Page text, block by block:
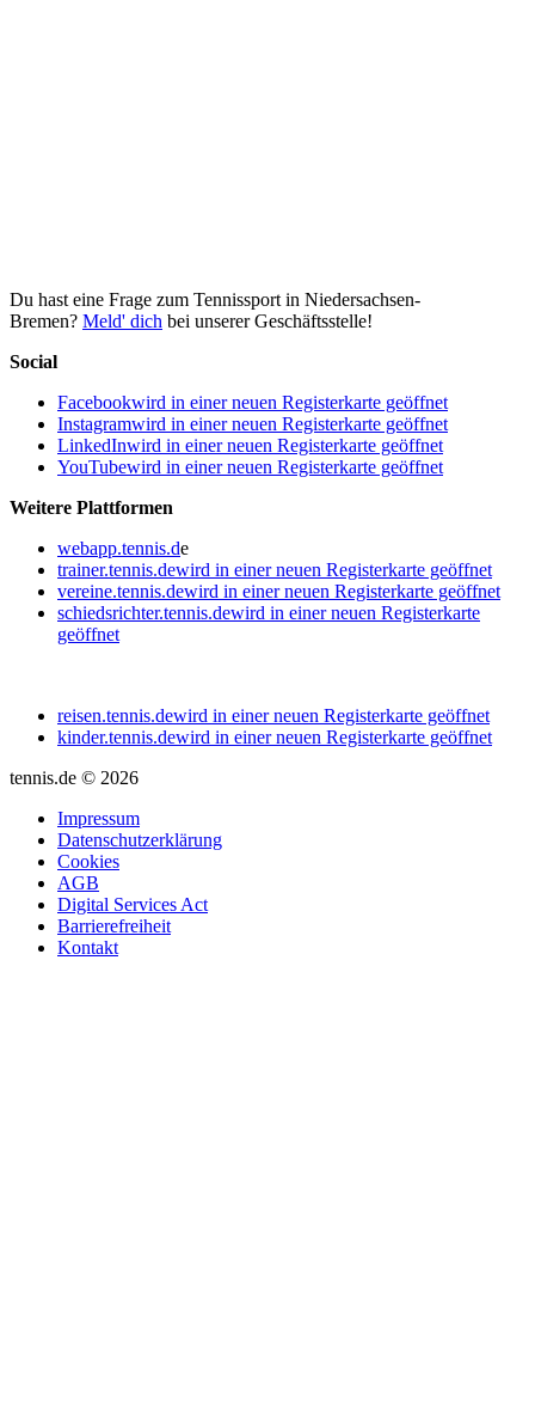
Du hast eine Frage zum Tennissport in Niedersachsen-
Bremen? Meld' dich bei unserer Geschäftsstelle!
Social
Facebookwird in einer neuen Registerkarte geöffnet
Instagramwird in einer neuen Registerkarte geöffnet
LinkedInwird in einer neuen Registerkarte geöffnet
YouTubewird in einer neuen Registerkarte geöffnet
Weitere Plattformen
webapp.tennis.de
trainer.tennis.dewird in einer neuen Registerkarte geöffnet
vereine.tennis.dewird in einer neuen Registerkarte geöffnet
schiedsrichter.tennis.dewird in einer neuen Registerkarte
geöffnet
reisen.tennis.dewird in einer neuen Registerkarte geöffnet
kinder.tennis.dewird in einer neuen Registerkarte geöffnet
tennis.de © 2026
Impressum
Datenschutzerklärung
Cookies
AGB
Digital Services Act
Barrierefreiheit
Kontakt